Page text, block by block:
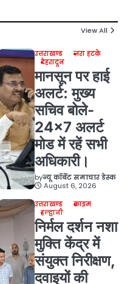
View All
उत्तराखण्ड
ज़रा हटके
देहरादून
मानसून पर हाई
अलर्ट: मुख्य
सचिव बोले-
24×7 अलर्ट
मोड में रहें सभी
अधिकारी।
byन्यू कॉर्बेट समाचार डेस्क
August 6, 2026
उत्तराखण्ड
क्राइम
हल्द्वानी
निर्मल दर्शन नशा
मुक्ति केंद्र में
संयुक्त निरीक्षण,
दवाइयों की